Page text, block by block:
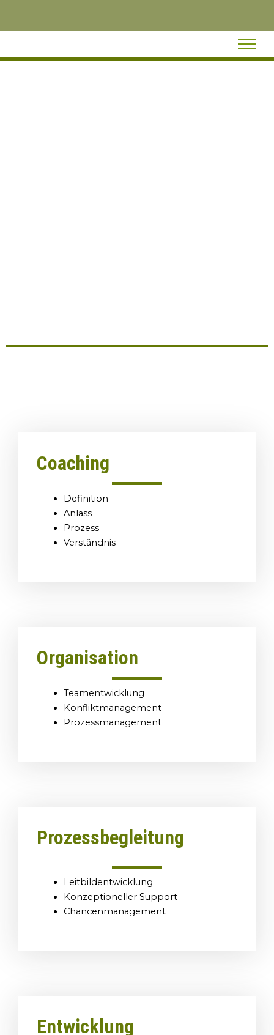
Coaching
Definition
Anlass
Prozess
Verständnis
Organisation
Teamentwicklung
Konfliktmanagement
Prozessmanagement
Prozessbegleitung
Leitbildentwicklung
Konzeptioneller Support
Chancenmanagement
Entwicklung